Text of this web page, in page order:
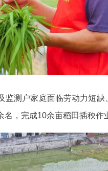
测户家庭面临劳动力短
，完成10余亩稻田插秧作